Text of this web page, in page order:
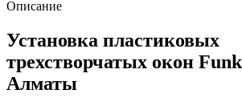
Описание
Установка пластиковых
трехстворчатых окон
Алматы